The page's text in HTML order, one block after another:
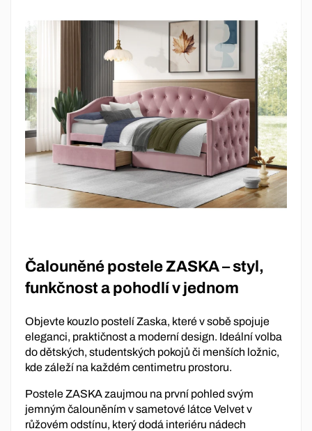
Čalouněné postele ZASKA – styl,
funkčnost a pohodlí v jednom
Objevte kouzlo postelí Zaska, které v sobě spojuje
eleganci, praktičnost a moderní design. Ideální volba
do dětských, studentských pokojů či menších ložnic,
kde záleží na každém centimetru prostoru.
Postele ZASKA zaujmou na první pohled svým
jemným čalouněním v sametové látce Velvet v
růžovém odstínu, který dodá interiéru nádech